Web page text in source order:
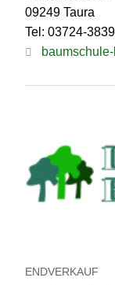
09249 Taura
Tel: 03724-3839
ENDVERKAUF